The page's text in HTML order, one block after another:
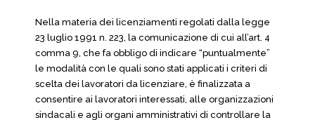
Nella materia dei licenziamenti regolati dalla legge
23 luglio 1991 n. 223, la comunicazione di cui all’art. 4
comma 9, che fa obbligo di indicare “puntualmente”
le modalità con le quali sono stati applicati i criteri di
scelta dei lavoratori da licenziare, è finalizzata a
consentire ai lavoratori interessati, alle organizzazioni
sindacali e agli organi amministrativi di controllare la